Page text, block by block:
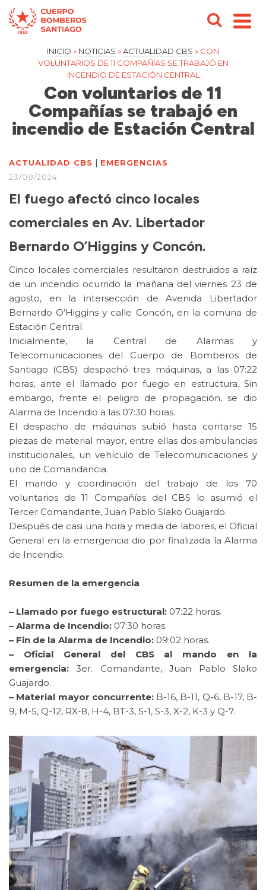
INICIO » NOTICIAS »ACTUALIDAD CBS » CON
VOLUNTARIOS DE 11 COMPAÑÍAS SE TRABAJÓ EN
INCENDIO DE ESTACIÓN CENTRAL
Con voluntarios de 11
Compañías se trabajó en
incendio de Estación Central
ACTUALIDAD CBS | EMERGENCIAS
23/08/2024
El fuego afectó cinco locales
comerciales en Av. Libertador
Bernardo O’Higgins y Concón.
Cinco locales comerciales resultaron destruidos a raíz
de un incendio ocurrido la mañana del viernes 23 de
agosto, en la intersección de Avenida Libertador
Bernardo O’Higgins y calle Concón, en la comuna de
Estación Central.
Inicialmente, la Central de Alarmas y
Telecomunicaciones del Cuerpo de Bomberos de
Santiago (CBS) despachó tres máquinas, a las 07:22
horas, ante el llamado por fuego en estructura. Sin
embargo, frente el peligro de propagación, se dio
Alarma de Incendio a las 07:30 horas.
El despacho de máquinas subió hasta contarse 15
piezas de material mayor, entre ellas dos ambulancias
institucionales, un vehículo de Telecomunicaciones y
uno de Comandancia.
El mando y coordinación del trabajo de los 70
voluntarios de 11 Compañías del CBS lo asumió el
Tercer Comandante, Juan Pablo Slako Guajardo.
Después de casi una hora y media de labores, el Oficial
General en la emergencia dio por finalizada la Alarma
de Incendio.
Resumen de la emergencia
– Llamado por fuego estructural: 07:22 horas.
– Alarma de Incendio: 07:30 horas.
– Fin de la Alarma de Incendio: 09:02 horas.
– Oficial General del CBS al mando en la
emergencia: 3er. Comandante, Juan Pablo Slako
Guajardo.
– Material mayor concurrente:B-16, B-11, Q-6, B-17, B-
9, M-5, Q-12, RX-8, H-4, BT-3, S-1, S-3, X-2, K-3 y Q-7.